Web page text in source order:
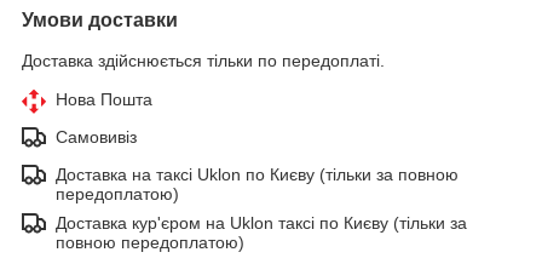
Умови доставки
Доставка здійснюється тільки по передоплаті.
Нова Пошта
Самовивіз
Доставка на таксі Uklon по Києву (тільки за повною
передоплатою)
Доставка кур'єром на Uklon таксі по Києву (тільки за
повною передоплатою)